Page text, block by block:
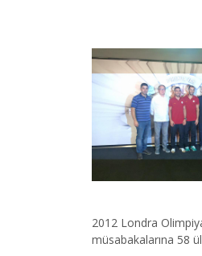
2012 Londra
müsabakalarına 58